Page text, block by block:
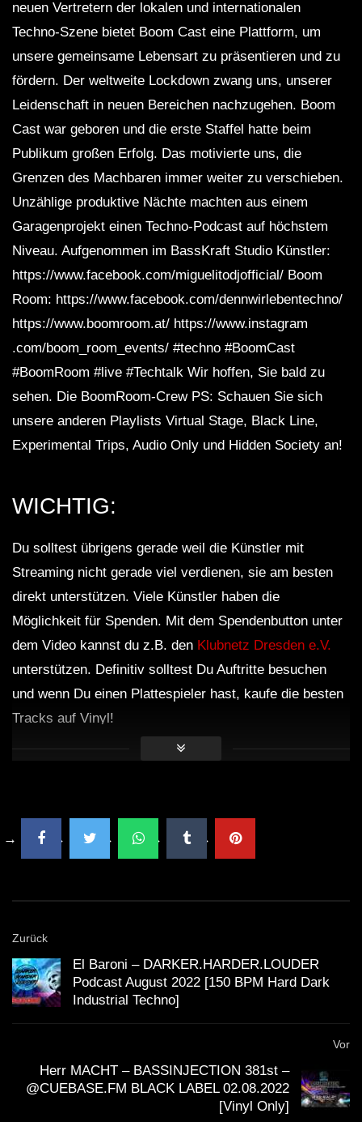
neuen Vertretern der lokalen und internationalen
Techno-Szene bietet Boom Cast eine Plattform, um
unsere gemeinsame Lebensart zu präsentieren und zu
fördern. Der weltweite Lockdown zwang uns, unserer
Leidenschaft in neuen Bereichen nachzugehen. Boom
Cast war geboren und die erste Staffel hatte beim
Publikum großen Erfolg. Das motivierte uns, die
Grenzen des Machbaren immer weiter zu verschieben.
Unzählige produktive Nächte machten aus einem
Garagenprojekt einen Techno-Podcast auf höchstem
Niveau. Aufgenommen im BassKraft Studio Künstler:
https://www.facebook.com/miguelitodjofficial/ Boom
Room: https://www.facebook.com/dennwirlebentechno/
https://www.boomroom.at/ https://www.instagram
.com/boom_room_events/ #techno #BoomCast
#BoomRoom #live #Techtalk Wir hoffen, Sie bald zu
sehen. Die BoomRoom-Crew PS: Schauen Sie sich
unsere anderen Playlists Virtual Stage, Black Line,
Experimental Trips, Audio Only und Hidden Society an!
WICHTIG:
Du solltest übrigens gerade weil die Künstler mit
Streaming nicht gerade viel verdienen, sie am besten
direkt unterstützen. Viele Künstler haben die
Möglichkeit für Spenden. Mit dem Spendenbutton unter
dem Video kannst du z.B. den Klubnetz Dresden e.V.
unterstützen. Definitiv solltest Du Auftritte besuchen
und wenn Du einen Plattespieler hast, kaufe die besten
Tracks auf Vinyl!
Zurück
El Baroni – DARKER.HARDER.LOUDER
Podcast August 2022 [150 BPM Hard Dark
Industrial Techno]
Vor
Herr MACHT – BASSINJECTION 381st –
@CUEBASE.FM BLACK LABEL 02.08.2022
[Vinyl Only]